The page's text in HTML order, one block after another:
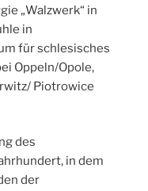
„Walzwerk“ in
in
für schlesisches
Oppeln/Opole,
Piotrowice
des
in dem
der